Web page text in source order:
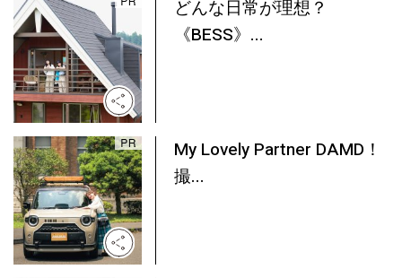
どんな日常が理想？
《BESS》...
My Lovely Partner DAMD！
撮...